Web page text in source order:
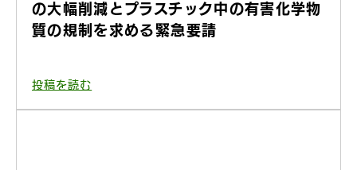
の大幅削減とプラスチック中の有害化学物
質の規制を求める緊急要請
投稿を読む